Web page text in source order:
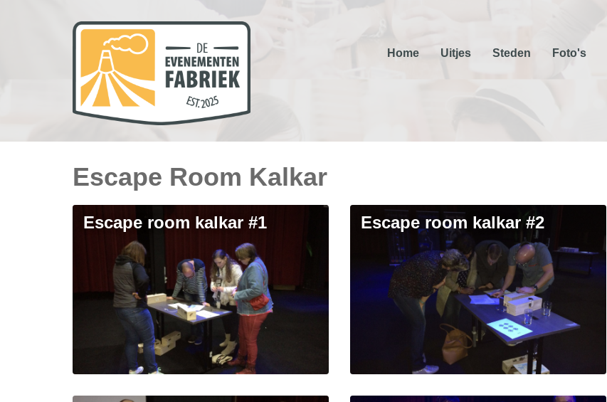
Home Uitjes Steden Foto's
Escape Room Kalkar
escape room kalkar #1 escape room kalkar #2